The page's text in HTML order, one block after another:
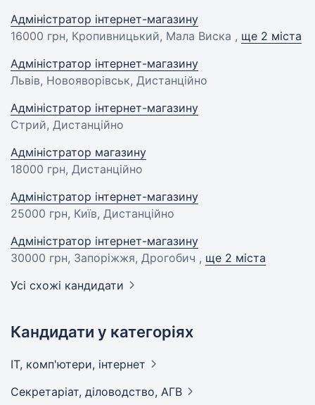
Адміністратор інтернет-магазину
16000 грн, Кропивницький, Мала Виска , ще 2 міста
Адміністратор інтернет-магазину
Львів, Новояворівськ, Дистанційно
Адміністратор інтернет-магазину
Стрий, Дистанційно
Адміністратор магазину
18000 грн, Дистанційно
Адміністратор інтернет-магазину
25000 грн, Київ, Дистанційно
Адміністратор інтернет-магазину
30000 грн, Запоріжжя, Дрогобич , ще 2 міста
Усі схожі кандидати
Кандидати у категоріях
IT, комп'ютери, інтернет
Секретаріат, діловодство, АГВ